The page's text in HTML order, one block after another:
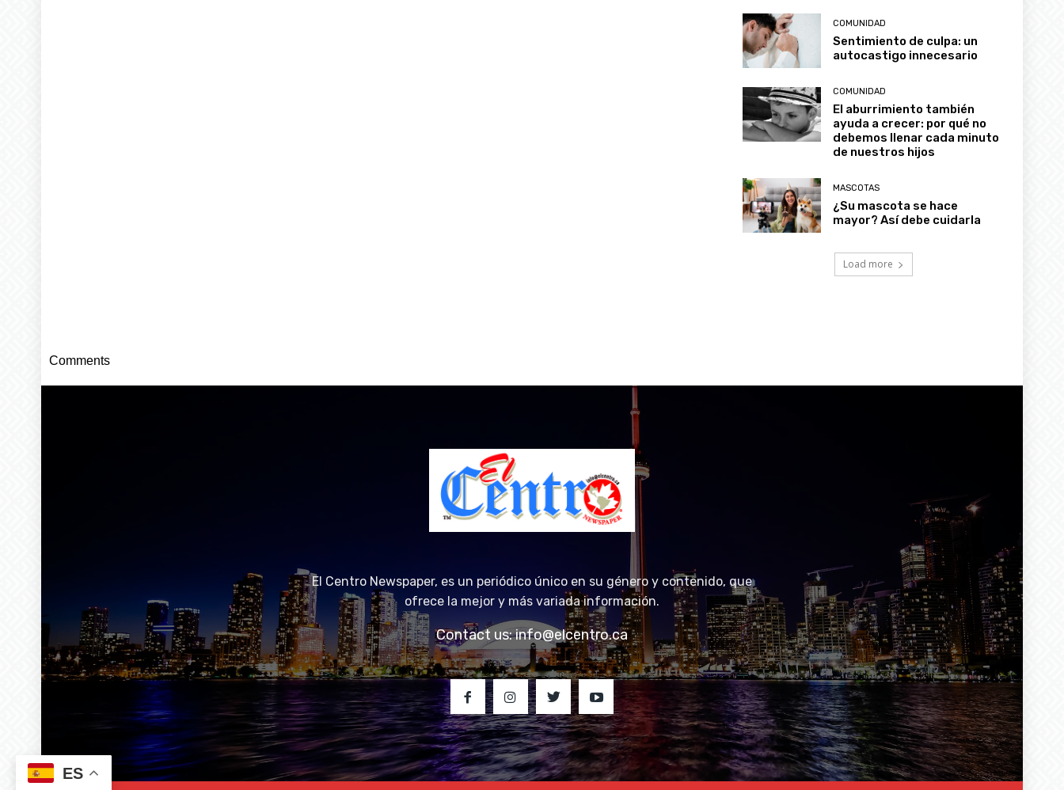
COMUNIDAD
Sentimiento de culpa: un
autocastigo innecesario
COMUNIDAD
El aburrimiento también
ayuda a crecer: por qué no
debemos llenar cada minuto
de nuestros hijos
MASCOTAS
¿Su mascota se hace
mayor? Así debe cuidarla
Load more
Comments
El Centro Newspaper, es un periódico único en su género y contenido, que
ofrece la mejor y más variada información.
Contact us:info@elcentro.ca
ES